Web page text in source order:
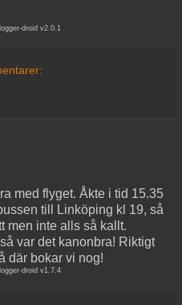
droid v2.0.1
med flyget. Åkte i tid 15.35
till Linköping kl 19, så
men inte alls så kallt.
var det kanonbra! Riktigt
där bokar vi nog!
droid v1.7.4